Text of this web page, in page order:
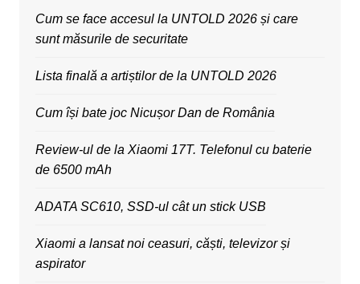
Cum se face accesul la UNTOLD 2026 și care
sunt măsurile de securitate
Lista finală a artiștilor de la UNTOLD 2026
Cum își bate joc Nicușor Dan de România
Review-ul de la Xiaomi 17T. Telefonul cu baterie
de 6500 mAh
ADATA SC610, SSD-ul cât un stick USB
Xiaomi a lansat noi ceasuri, căști, televizor și
aspirator